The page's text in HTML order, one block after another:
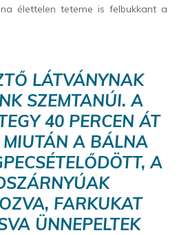
élettelen teteme is felbukkant a
LÁTVÁNYNAK
SZEMTANÚI. A
40 PERCEN ÁT
MIUTÁN A BÁLNA
A
FARKUKAT
ÜNNEPELTEK